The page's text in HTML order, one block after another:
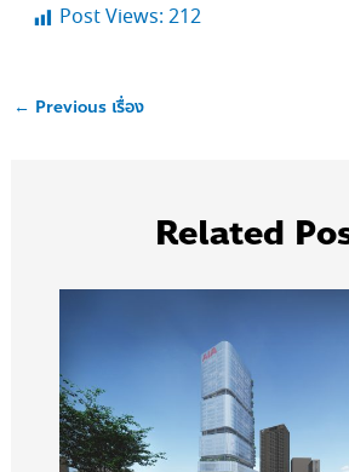
Post Views: 212
← Previous เรื่อง
Related